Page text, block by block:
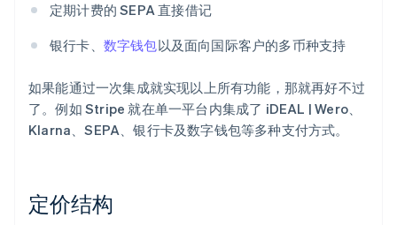
定期计费的 SEPA 直接借记
银行卡、 数字钱包以及面向国际客户的多币种支持
如果能通过一次集成就实现以上所有功能，那就再好不过
了。例如 Stripe 就在单一平台内集成了 iDEAL | Wero、
Klarna、SEPA、银行卡及数字钱包等多种支付方式。
定价结构